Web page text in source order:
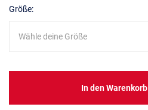
Größe:
Wähle deine Größe
In den Warenkorb